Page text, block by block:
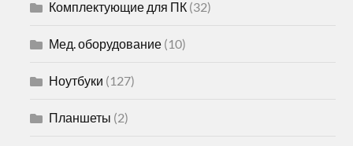
Комплектующие для ПК (32)
Мед. оборудование (10)
Ноутбуки (127)
Планшеты (2)